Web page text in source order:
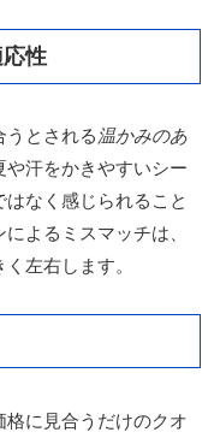
性
うとされる 温かみのあ
汗をかきやすいシー
なく感じられること
よるミスマッチは、
左右します。
に見合うだけのクオ